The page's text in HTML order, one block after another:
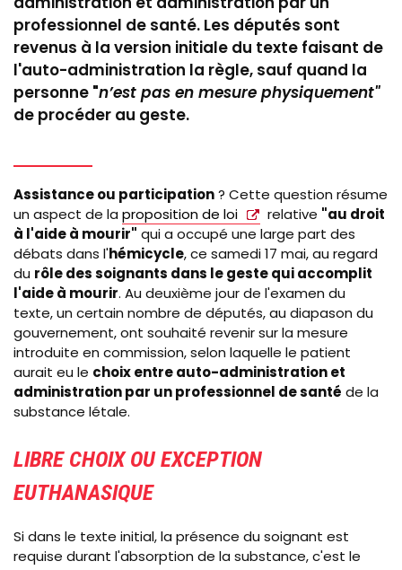
professionnel de santé. Les députés sont
revenus à la version initiale du texte faisant de
l'auto-administration la règle, sauf quand la
personne "n’est pas en mesure physiquement"
de procéder au geste.
Assistance ou participation? Cette question résume
un aspect de la proposition de loi relative "au droit
à l'aide à mourir" qui a occupé une large part des
débats dans l'hémicycle, ce samedi 17 mai, au regard
du rôle des soignants dans le geste qui accomplit
l'aide à mourir. Au deuxième jour de l'examen du
texte, un certain nombre de députés, au diapason du
gouvernement, ont souhaité revenir sur la mesure
introduite en commission, selon laquelle le patient
aurait eu le choix entre auto-administration et
administration par un professionnel de santé de la
substance létale.
LIBRE CHOIX OU EXCEPTION
EUTHANASIQUE
Si dans le texte initial, la présence du soignant est
requise durant l'absorption de la substance, c'est le